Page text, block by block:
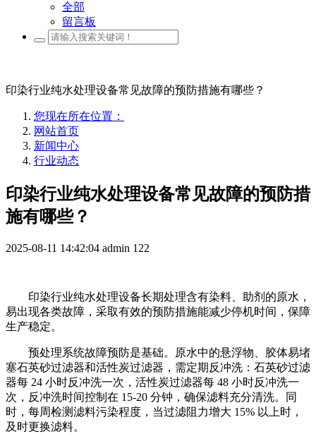
全部
留言板
印染行业纯水处理设备常见故障的预防措施有哪些？
您现在所在位置：
网站首页
新闻中心
行业动态
印染行业纯水处理设备常见故障的预防措
施有哪些？
2025-08-11 14:42:04 admin 122
印染行业纯水处理设备长期处理含有染料、助剂的原水，
易出现各类故障，采取有效的预防措施能减少停机时间，保障
生产稳定。
预处理系统故障预防是基础。原水中的悬浮物、胶体易堵
塞石英砂过滤器和活性炭过滤器，需定期反冲洗：石英砂过滤
器每 24 小时反冲洗一次，活性炭过滤器每 48 小时反冲洗一
次，反冲洗时间控制在 15-20 分钟，确保滤料充分清洗。同
时，每周检测滤料污染程度，当过滤阻力增大 15% 以上时，
及时更换滤料。